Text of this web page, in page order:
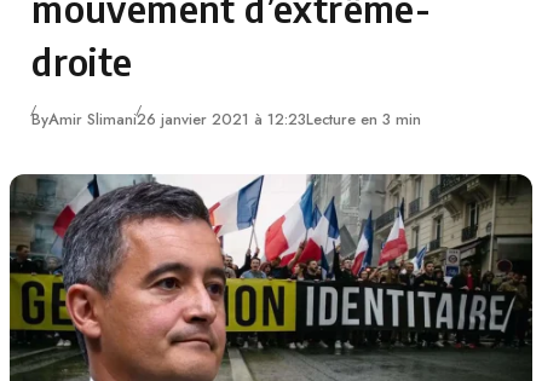
droite
ByAmir Slimani26 janvier 2021 à 12:23Lecture en 3 min